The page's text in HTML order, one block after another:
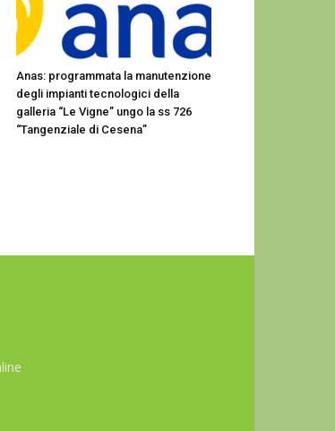
Anas: programmata la manutenzione
degli impianti tecnologici della
galleria “Le Vigne” ungo la ss 726
“Tangenziale di Cesena”